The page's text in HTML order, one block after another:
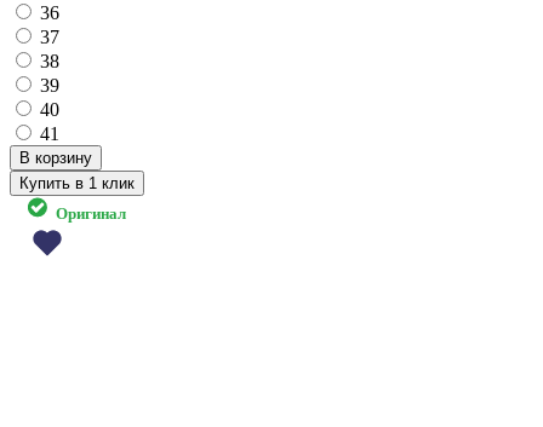
36
37
38
39
40
41
Купить в 1 клик
Оригинал